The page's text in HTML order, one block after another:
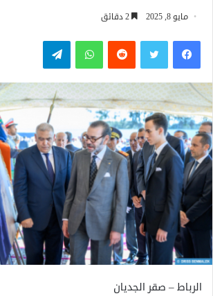
مايو 8, 2025
فيسبوكتويتر واتساب تيلقرام
الرباط – صقر الجديان